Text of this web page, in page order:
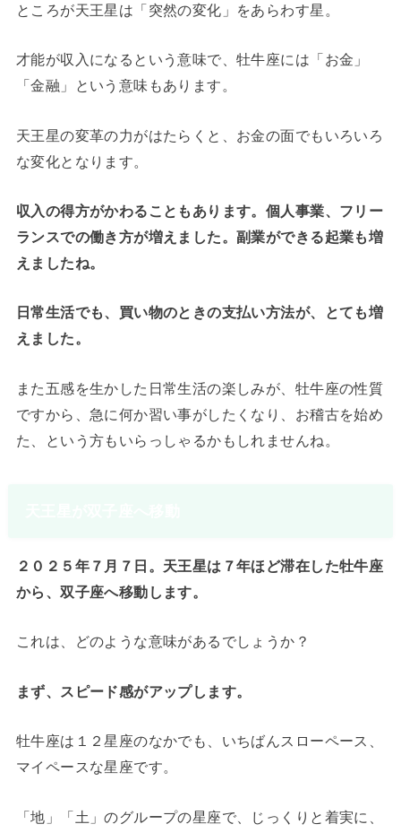
ところが天王星は「突然の変化」をあらわす星。
才能が収入になるという意味で、牡牛座には「お金」
「金融」という意味もあります。
天王星の変革の力がはたらくと、お金の面でもいろいろ
な変化となります。
収入の得方がかわることもあります。個人事業、フリー
ランスでの働き方が増えました。副業ができる起業も増
えましたね。
日常生活でも、買い物のときの支払い方法が、とても増
えました。
また五感を生かした日常生活の楽しみが、牡牛座の性質
ですから、急に何か習い事がしたくなり、お稽古を始め
た、という方もいらっしゃるかもしれませんね。
２０２５年７月７日。天王星は７年ほど滞在した牡牛座
から、双子座へ移動します。
これは、どのような意味があるでしょうか？
まず、スピード感がアップします。
牡牛座は１２星座のなかでも、いちばんスローペース、
マイペースな星座です。
「地」「土」のグループの星座で、じっくりと着実に、